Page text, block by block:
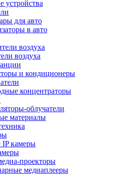
устройства
для авто
в авто
воздуха
воздуха
и кондиционеры
концентраторы
облучатели
материалы
IP камеры
проекторы
медиаплееры